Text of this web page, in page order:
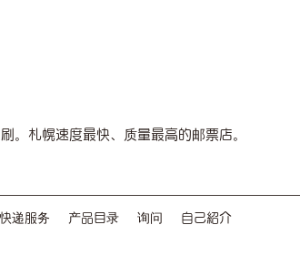
。札幌速度最快、质量最高的邮票店。
递服务 产品目录 询问 自己紹介